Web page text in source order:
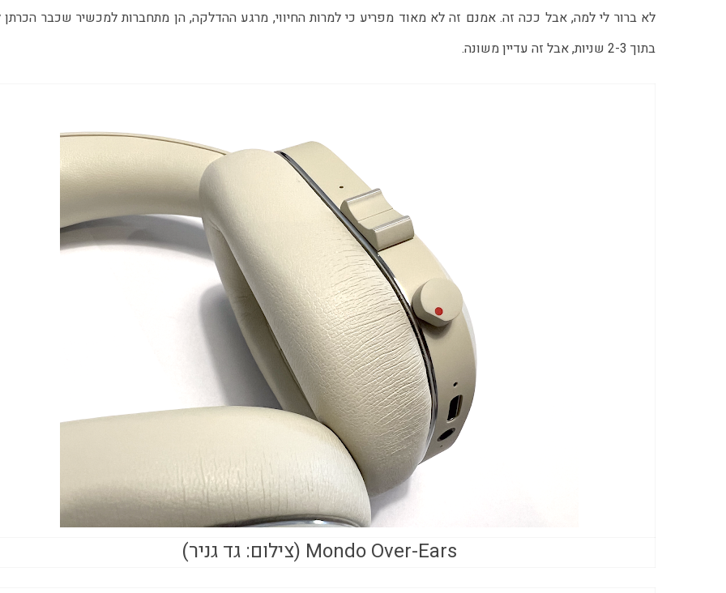
לא ברור לי למה, אבל ככה זה. אמנם זה לא מאוד מפריע כי למרות החיווי, מרגע ההדלקה, הן מתחברות למכשיר שכבר הכרתן
בתוך 2-3 שניות, אבל זה עדיין משונה.
Mondo Over-Ears (צילום: גד גניר)